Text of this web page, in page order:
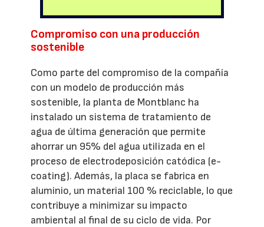
Compromiso con una producción
sostenible
Como parte del compromiso de la compañía
con un modelo de producción más
sostenible, la planta de Montblanc ha
instalado un sistema de tratamiento de
agua de última generación que permite
ahorrar un 95% del agua utilizada en el
proceso de electrodeposición catódica (e-
coating). Además, la placa se fabrica en
aluminio, un material 100 % reciclable, lo que
contribuye a minimizar su impacto
ambiental al final de su ciclo de vida. Por